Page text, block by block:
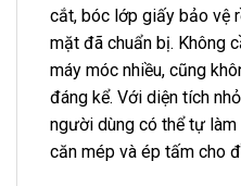
cắt, bóc lớp giấy bảo vệ
mặt đã chuẩn bị. Không
máy móc nhiều, cũng
đáng kể. Với diện tích
người dùng có thể tự
căn mép và ép tấm cho